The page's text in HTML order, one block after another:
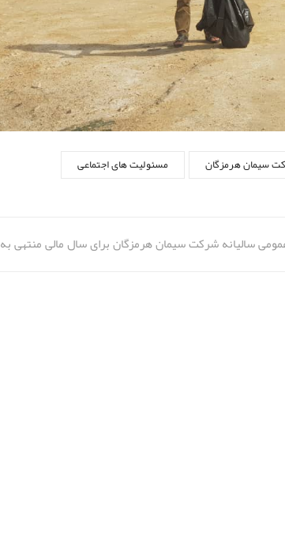
سیمان هرمزگان مسئولیت های اجتماعی
سالیانه شرکت سیمان هرمزگان برای سال مالی منتهی به ۳۰ آبان ۹۹